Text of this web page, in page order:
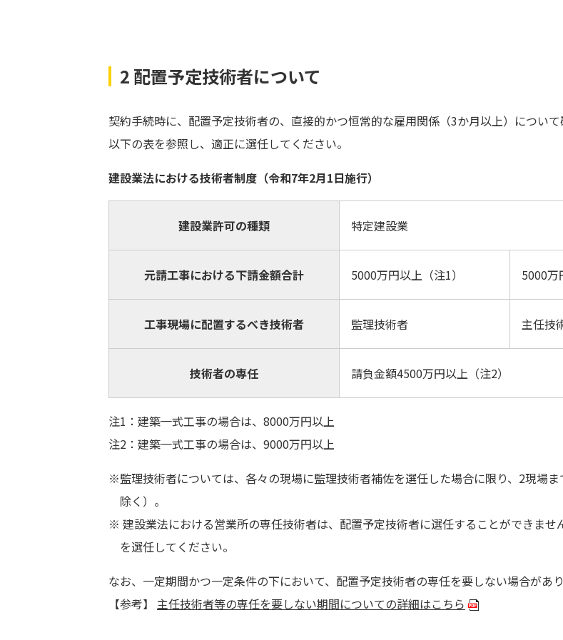
2 配置予定技術者について
契約手続時に、配置予定技術者の、直接的かつ恒常的な雇用関係（3か月以上）について
以下の表を参照し、適正に選任してください。
建設業法における技術者制度（令和7年2月1日施行）
建設業許可の種類 特定建設業
元請工事における下請金額合計 5000万円以上（注1） 5000万
工事現場に配置するべき技術者 監理技術者 主任技
技術者の専任 請負金額4500万円以上（注2）
注1：建築一式工事の場合は、8000万円以上
注2：建築一式工事の場合は、9000万円以上
※監理技術者については、各々の現場に監理技術者補佐を選任した場合に限り、2現場
除く）。
※ 建設業法における営業所の専任技術者は、配置予定技術者に選任することができま
を選任してください。
なお、一定期間かつ一定条件の下において、配置予定技術者の専任を要しない場合があり
【参考】 主任技術者等の専任を要しない期間についての詳細はこちら